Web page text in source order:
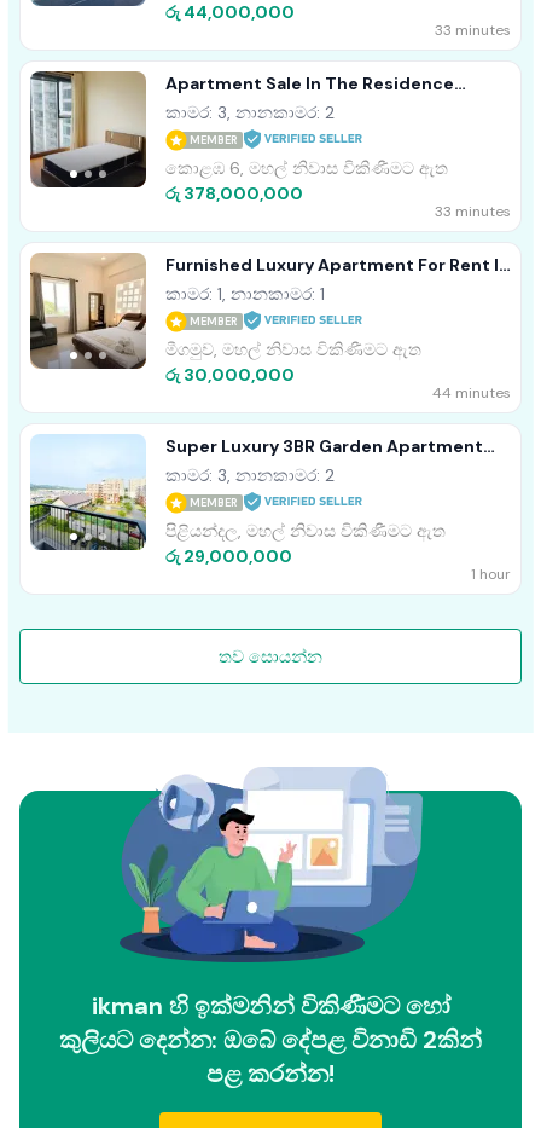
රු 44,000,000
33 minutes
Apartment Sale In The Residence
Colombo 2 - PDA318
කාමර: 3, නානකාමර: 2
MEMBER
කොළඹ 6, මහල් නිවාස විකිණීමට ඇත
රු 378,000,000
33 minutes
Furnished Luxury Apartment For Rent In
Negombo, Aeonsky
කාමර: 1, නානකාමර: 1
MEMBER
මීගමුව, මහල් නිවාස විකිණීමට ඇත
රු 30,000,000
44 minutes
Super Luxury 3BR Garden Apartment
For Sale In Canterbury Piliyandala
කාමර: 3, නානකාමර: 2
MEMBER
පිළියන්දල, මහල් නිවාස විකිණීමට ඇත
රු 29,000,000
1 hour
තව සොයන්න
ikman හි ඉක්මනින් විකිණීමට හෝ
කුලියට දෙන්න: ඔබේ දේපළ විනාඩි 2කින්
පළ කරන්න!